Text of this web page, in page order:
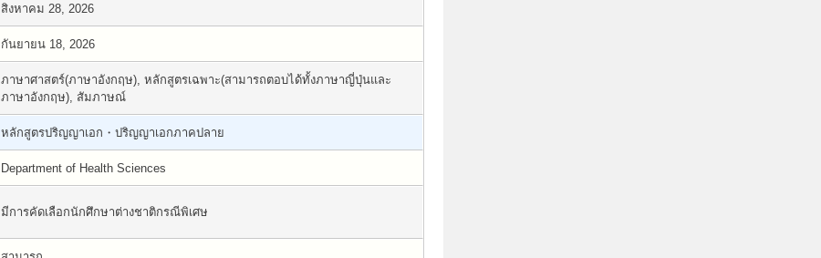
สิงหาคม 28, 2026
กันยายน 18, 2026
ภาษาศาสตร์(ภาษาอังกฤษ), หลักสูตรเฉพาะ(สามารถตอบได้ทั้งภาษาญี่ปุ่นและ
ภาษาอังกฤษ), สัมภาษณ์
หลักสูตรปริญญาเอก・ปริญญาเอกภาคปลาย
Department of Health Sciences
มีการคัดเลือกนักศึกษาต่างชาติกรณีพิเศษ